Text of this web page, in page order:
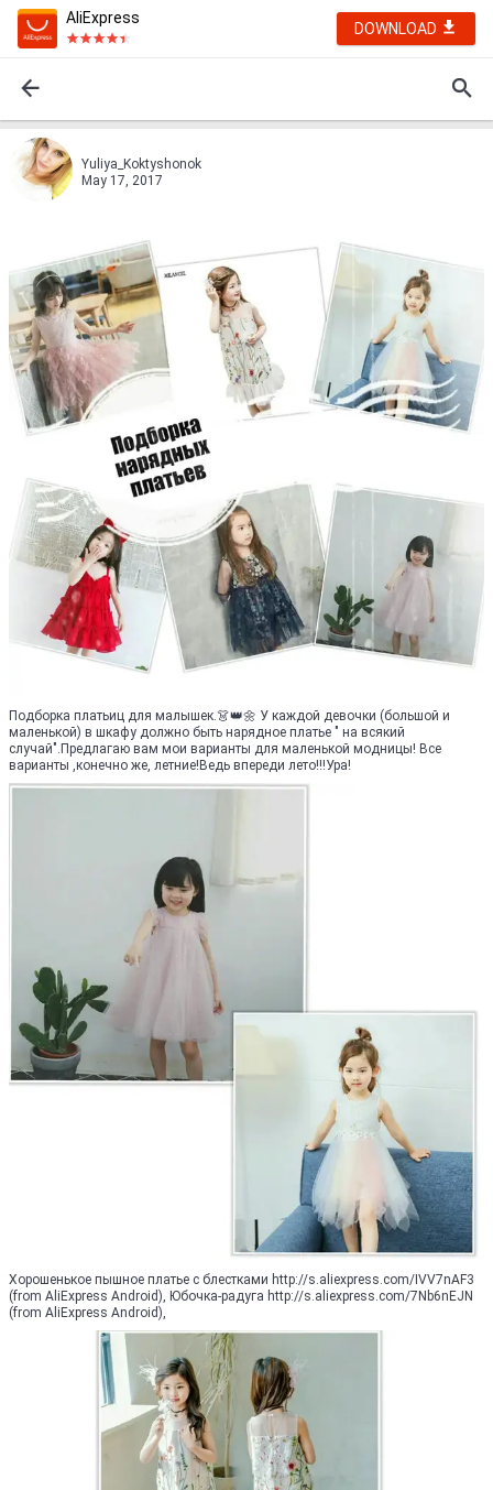
AliExpress
DOWNLOAD
Yuliya_Koktyshonok
May 17, 2017
Подборка платьиц для малышек.👗👑🌼 У каждой девочки (большой и
маленькой) в шкафу должно быть нарядное платье " на всякий
случай".Предлагаю вам мои варианты для маленькой модницы! Все
варианты ,конечно же, летние!Ведь впереди лето!!!Ура!
Хорошенькое пышное платье с блестками http://s.aliexpress.com/IVV7nAF3
(from AliExpress Android), Юбочка-радуга http://s.aliexpress.com/7Nb6nEJN
(from AliExpress Android),